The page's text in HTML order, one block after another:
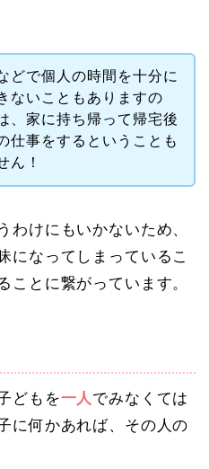
どで個人の時間を十分に
ないこともありますの
、家に持ち帰って帰宅後
仕事をするということも
ん！
わけにもいかないため、
になってしまっているこ
ことに繋がっています。
どもを一人でみなくては
に何かあれば、その人の